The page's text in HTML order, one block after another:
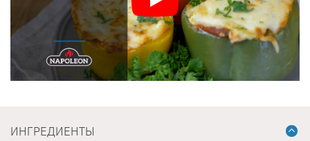
ИНГРЕДИЕНТЫ